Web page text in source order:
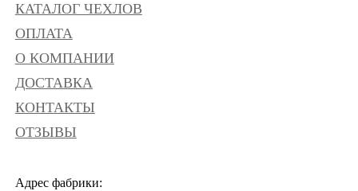
КАТАЛОГ ЧЕХЛОВ
ОПЛАТА
О КОМПАНИИ
ДОСТАВКА
КОНТАКТЫ
ОТЗЫВЫ
Адрес фабрики: